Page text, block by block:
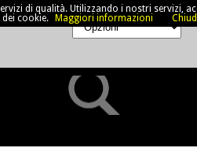
di qualità. Utilizzando i nostri servizi,
cookie.
Maggiori informazioni